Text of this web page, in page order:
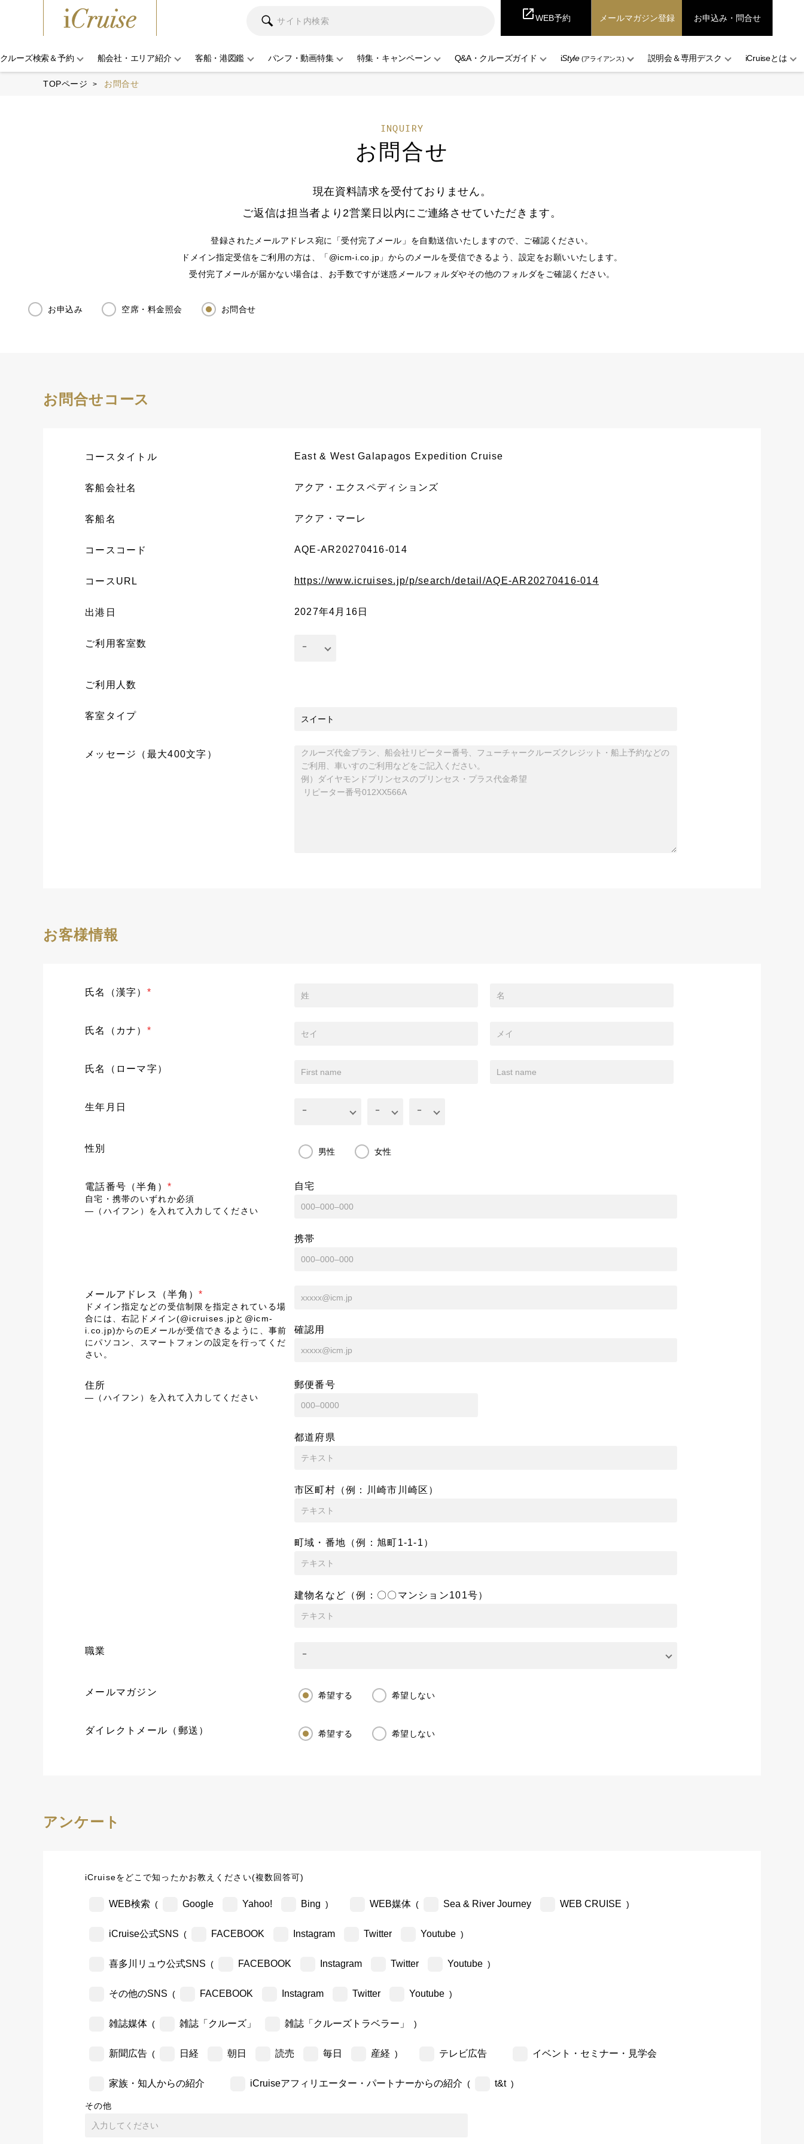
open_in_newWEB予約 メールマガジン登録 お申込み・問合せ
クルーズ検索＆予約 船会社・エリア紹介 客船・港図鑑 パンフ・動画特集 特集・キャンペーン Q&A・クルーズガイド iStyle(アライアンス) 説明会＆専用デスク iCruiseとは
TOPページ お問合せ
INQUIRY
お問合せ
現在資料請求を受付ておりません。
ご返信は担当者より2営業日以内にご連絡させていただきます。
登録されたメールアドレス宛に「受付完了メール」を自動送信いたしますので、ご確認ください。
ドメイン指定受信をご利用の方は、「@icm-i.co.jp」からのメールを受信できるよう、設定をお願いいたします。
受付完了メールが届かない場合は、お手数ですが迷惑メールフォルダやその他のフォルダをご確認ください。
お申込み 空席・料金照会 お問合せ
お問合せコース
コースタイトル East & West Galapagos Expedition Cruise
客船会社名 アクア・エクスペディションズ
客船名 アクア・マーレ
コースコード AQE-AR20270416-014
コースURL https://www.icruises.jp/p/search/detail/AQE-AR20270416-014
出港日 2027年4月16日
ご利用客室数
ご利用人数
客室タイプ
メッセージ（最大400文字）
お客様情報
氏名（漢字） *
氏名（カナ） *
氏名（ローマ字）
生年月日
性別 男性 女性
電話番号（半角）*
自宅・携帯のいずれか必須
―（ハイフン）を入れて入力してください
自宅
携帯
メールアドレス（半角）*
ドメイン指定などの受信制限を指定されている場
合には、右記ドメイン(@icruises.jpと@icm-
i.co.jp)からのEメールが受信できるように、事前
にパソコン、スマートフォンの設定を行ってくだ
さい。
確認用
住所
―（ハイフン）を入れて入力してください
郵便番号
都道府県
市区町村（例：川崎市川崎区）
町域・番地（例：旭町1-1-1）
建物名など（例：〇〇マンション101号）
職業
メールマガジン 希望する 希望しない
ダイレクトメール（郵送） 希望する 希望しない
アンケート
iCruiseをどこで知ったかお教えください(複数回答可)
WEB検索 ( Google Yahoo! Bing ) WEB媒体 ( Sea & River Journey WEB CRUISE )
iCruise公式SNS ( FACEBOOK Instagram Twitter Youtube )
喜多川リュウ公式SNS ( FACEBOOK Instagram Twitter Youtube )
その他のSNS ( FACEBOOK Instagram Twitter Youtube )
雑誌媒体 ( 雑誌「クルーズ」 雑誌「クルーズトラベラー」 )
新聞広告 ( 日経 朝日 読売 毎日 産経 ) テレビ広告 イベント・セミナー・見学会
家族・知人からの紹介 iCruiseアフィリエーター・パートナーからの紹介 ( t&t )
その他